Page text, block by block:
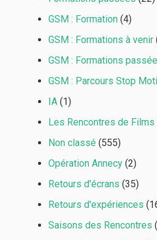
GSM : Formation (4)
GSM : Formations à venir
GSM : Formations
GSM : Parcours Stop
IA (1)
Les Rencontres de Films
Non classé (555)
Opération Annecy (2)
Retours d'écrans (35)
Retours d'expériences
Saisons des Rencontres